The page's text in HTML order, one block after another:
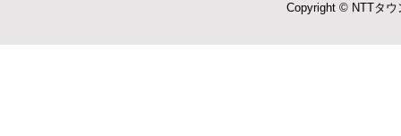
Copyright © NTTタウ